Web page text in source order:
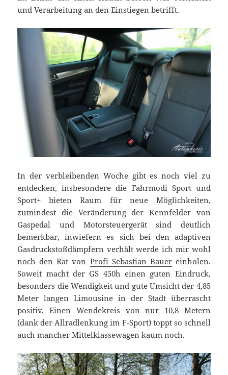
und Verarbeitung an den Einstiegen betrifft.
In der verbleibenden Woche gibt es noch viel zu
entdecken, insbesondere die Fahrmodi Sport und
Sport+ bieten Raum für neue Möglichkeiten,
zumindest die Veränderung der Kennfelder von
Gaspedal und Motorsteuergerät sind deutlich
bemerkbar, inwiefern es sich bei den adaptiven
Gasdruckstoßdämpfern verhält werde ich mir wohl
noch den Rat von Profi Sebastian Bauereinholen.
Soweit macht der GS 450h einen guten Eindruck,
besonders die Wendigkeit und gute Umsicht der 4,85
Meter langen Limousine in der Stadt überrascht
positiv. Einen Wendekreis von nur 10,8 Metern
(dank der Allradlenkung im F-Sport) toppt so schnell
auch mancher Mittelklassewagen kaum noch.